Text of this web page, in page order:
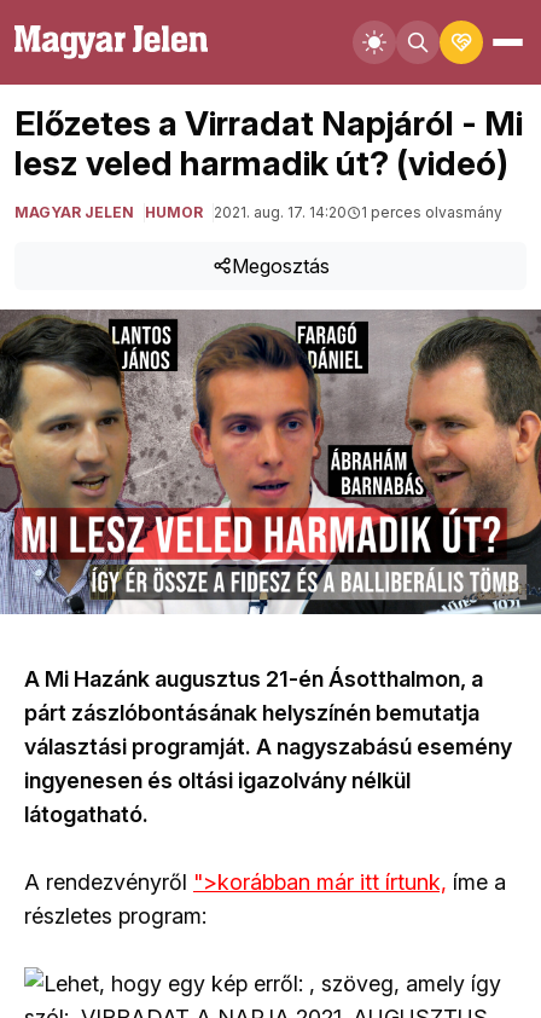
Előzetes a Virradat Napjáról - Mi
lesz veled harmadik út? (videó)
MAGYAR JELEN HUMOR 2021. aug. 17. 14:20 1 perces olvasmány
Megosztás
A Mi Hazánk augusztus 21-én Ásotthalmon, a
párt zászlóbontásának helyszínén bemutatja
választási programját. A nagyszabású esemény
ingyenesen és oltási igazolvány nélkül
látogatható.
A rendezvényről ">korábban már itt írtunk, íme a
részletes program: